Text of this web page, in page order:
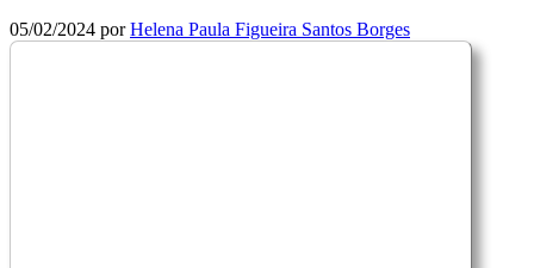
05/02/2024 porHelena Paula Figueira Santos Borges